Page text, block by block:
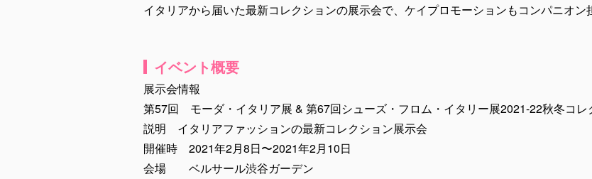
イタリアから届いた最新コレクションの展示会で、ケイプロモーションもコンパニオン
イベント概要
展示会情報
第57回 モーダ・イタリア展 & 第67回シューズ・フロム・イタリー展2021-22秋冬コレ
説明 イタリアファッションの最新コレクション展示会
開催時 2021年2月8日〜2021年2月10日
会場 ベルサール渋谷ガーデン